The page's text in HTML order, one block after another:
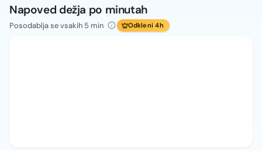
Napoved dežja po minutah
Posodablja se vsakih 5 min Odkleni 4h